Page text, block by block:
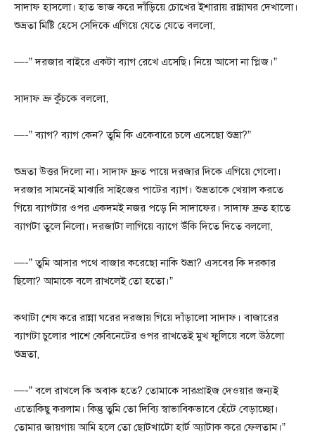
সাদাফ হাসলো। হাত ভাজ করে দাঁড়িয়ে চোখের ইশারায় রান্নাঘর দেখালো।
শুভ্রতা মিষ্টি হেসে সেদিকে এগিয়ে যেতে যেতে বললো,
—-” দরজার বাইরে একটা ব্যাগ রেখে এসেছি। নিয়ে আসো না প্লিজ।”
সাদাফ ভ্রু কুঁচকে বললো,
—-” ব্যাগ? ব্যাগ কেন? তুমি কি একেবারে চলে এসেছো শুভ্রা?”
শুভ্রতা উত্তর দিলো না। সাদাফ দ্রুত পায়ে দরজার দিকে এগিয়ে গেলো।
দরজার সামনেই মাঝারি সাইজের পাটের ব্যাগ। শুভ্রতাকে খেয়াল করতে
গিয়ে ব্যাগটার ওপর একদমই নজর পড়ে নি সাদাফের। সাদাফ দ্রুত হাতে
ব্যাগটা তুলে নিলো। দরজাটা লাগিয়ে ব্যাগে উঁকি দিতে দিতে বললো,
—-” তুমি আসার পথে বাজার করেছো নাকি শুভ্রা? এসবের কি দরকার
ছিলো? আমাকে বলে রাখলেই তো হতো।”
কথাটা শেষ করে রান্না ঘরের দরজায় গিয়ে দাঁড়ালো সাদাফ। বাজারের
ব্যাগটা চুলোর পাশে কেবিনেটের ওপর রাখতেই মুখ ফুলিয়ে বলে উঠলো
শুভ্রতা,
—-” বলে রাখলে কি অবাক হতে? তোমাকে সারপ্রাইজ দেওয়ার জন্যই
এতোকিছু করলাম। কিন্তু তুমি তো দিব্যি স্বাভাবিকভাবে হেঁটে বেড়াচ্ছো।
তোমার জায়গায় আমি হলে তো ছোটখাটো হার্ট অ্যাটাক করে ফেলতাম।”